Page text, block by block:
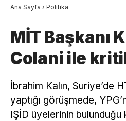
Ana Sayfa › Politika
MİT Başkanı
Colani ile
İbrahim Kalın, Suriye’de
yaptığı görüşmede,
IŞİD üyelerinin bulunduğu